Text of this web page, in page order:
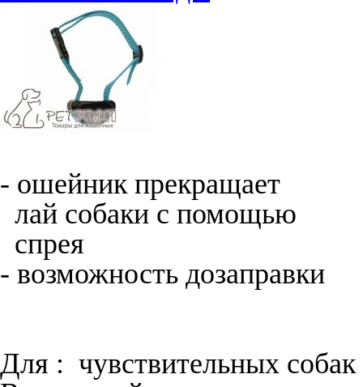
- ошейник прекращает
лай собаки с помощью
спрея
- возможность дозаправки
Для : чувствительных собак